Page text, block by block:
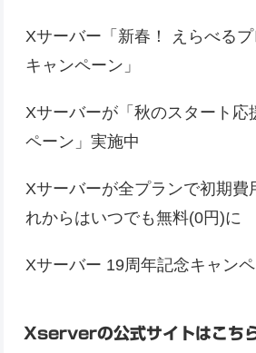
Xサーバー「新春！ えらべるプ
キャンペーン」
Xサーバーが「秋のスタート応
ペーン」実施中
Xサーバーが全プランで初期費
れからはいつでも無料(0円)に
Xサーバー 19周年記念キャン
Xserverの公式サイトはこち